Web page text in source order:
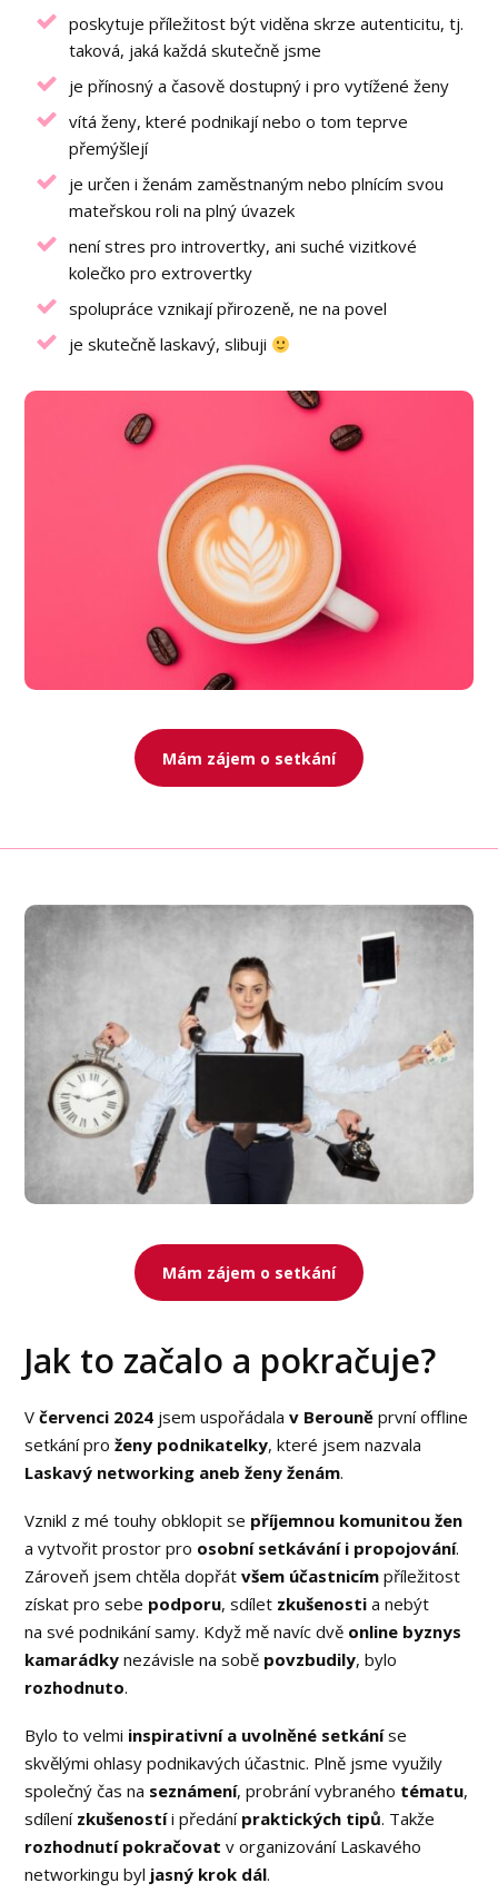
poskytuje příležitost být viděna skrze autenticitu, tj.
taková, jaká každá skutečně jsme
je přínosný a časově dostupný i pro vytížené ženy
vítá ženy, které podnikají nebo o tom teprve
přemýšlejí
je určen i ženám zaměstnaným nebo plnícím svou
mateřskou roli na plný úvazek
není stres pro introvertky, ani suché vizitkové
kolečko pro extrovertky
spolupráce vznikají přirozeně, ne na povel
je skutečně laskavý, slibuji
Mám zájem o setkání
Mám zájem o setkání
Jak to začalo a pokračuje?
Včervenci 2024 jsem uspořádalav Berouně první offline
setkání proženy podnikatelky, které jsem nazvala
Laskavý networking aneb ženy ženám.
Vznikl z mé touhy obklopit se příjemnou komunitou žen
a vytvořit prostor pro osobní setkávání i propojování.
Zároveň jsem chtěla dopřátvšem účastnicím příležitost
získat pro sebe podporu, sdílet zkušenosti a nebýt
na své podnikání samy. Když mě navíc dvě online byznys
kamarádky nezávisle na sobě povzbudily, bylo
rozhodnuto.
Bylo to velmi inspirativní a uvolněné setkáníse
skvělými ohlasy podnikavých účastnic. Plně jsme využily
společný čas na seznámení, probrání vybraného tématu,
sdílení zkušenostíi předání praktických tipů. Takže
rozhodnutí pokračovat v organizování Laskavého
networkingu byl jasný krok dál.